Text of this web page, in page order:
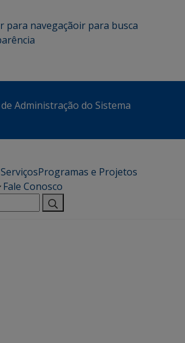
para navegaçãoir para busca
Administração do Sistema
ServiçosProgramas e Projetos
Fale Conosco